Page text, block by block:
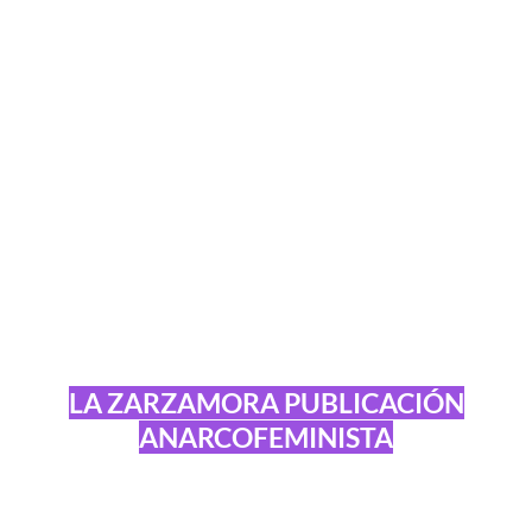
LA ZARZAMORA PUBLICACIÓN
ANARCOFEMINISTA